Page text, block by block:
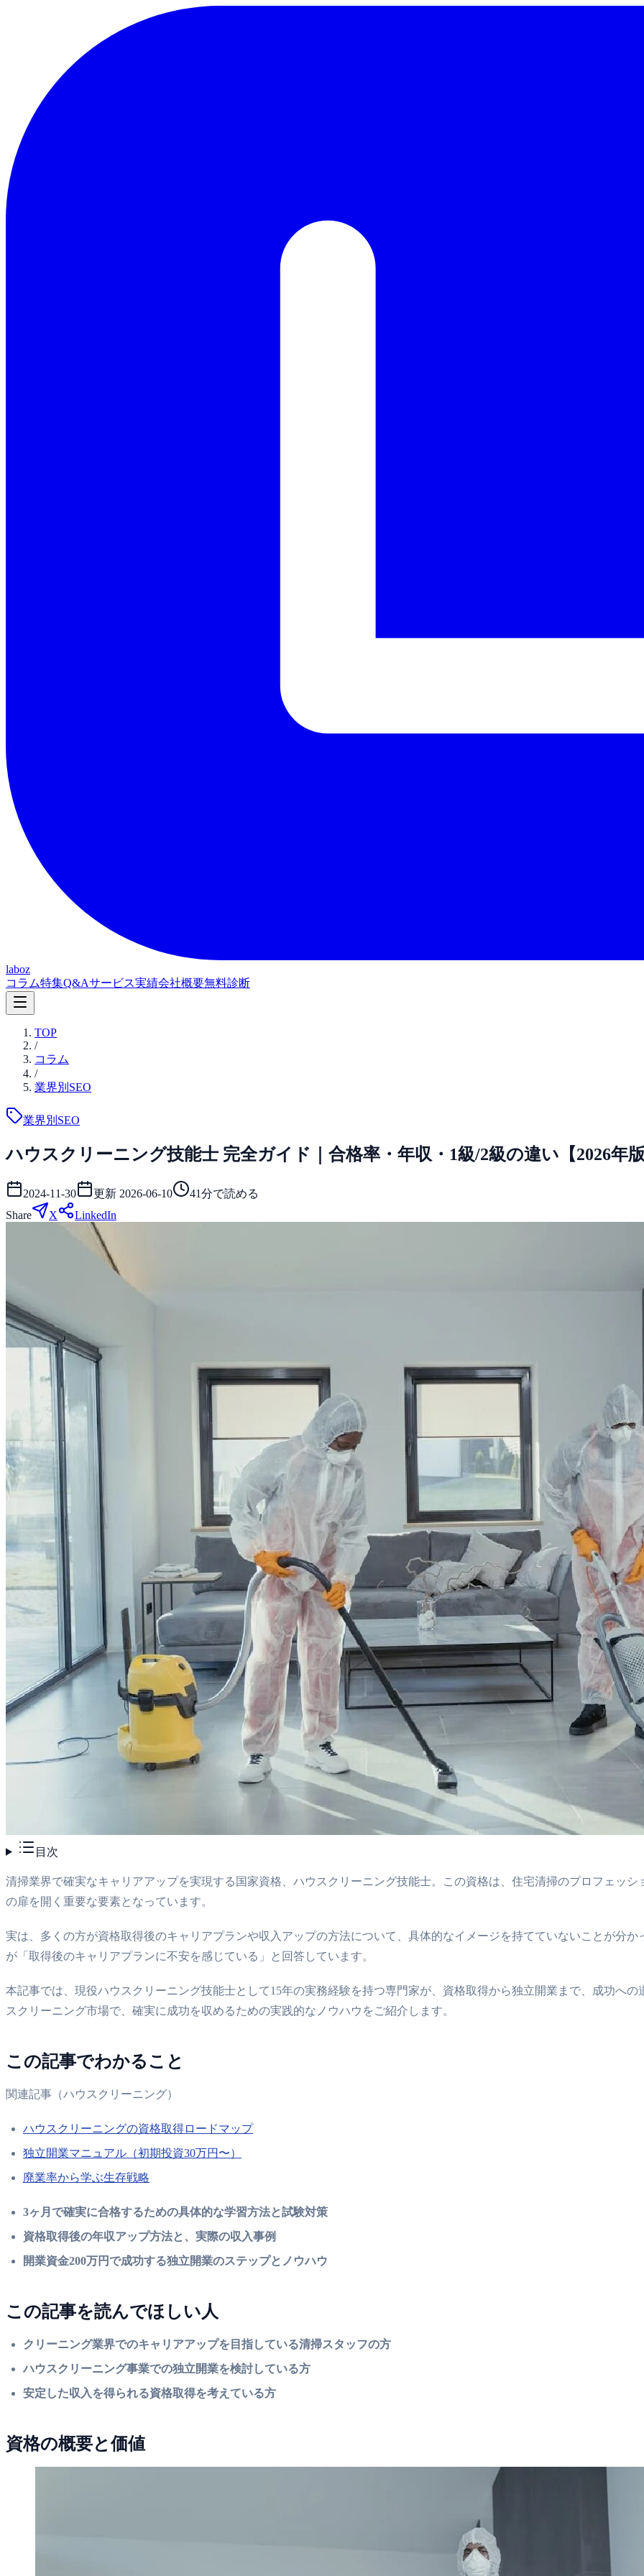
laboz
コラム特集Q&Aサービス実績会社概要無料診断
TOP
/
コラム
/
業界別SEO
業界別SEO
ハウスクリーニング技能士 完全ガイド｜合格率・年収・1級/2級の違い【2026年
2024-11-30 更新 2026-06-10 41分で読める
Share
X LinkedIn
目次
清掃業界で確実なキャリアアップを実現する国家資格、ハウスクリーニング技能士。この資格は、住宅清掃のプロフェッ
の扉を開く重要な要素となっています。
実は、多くの方が資格取得後のキャリアプランや収入アップの方法について、具体的なイメージを持てていないことが分
が「取得後のキャリアプランに不安を感じている」と回答しています。
本記事では、現役ハウスクリーニング技能士として15年の実務経験を持つ専門家が、資格取得から独立開業まで、成功へ
スクリーニング市場で、確実に成功を収めるための実践的なノウハウをご紹介します。
この記事でわかること
関連記事（ハウスクリーニング）
ハウスクリーニングの資格取得ロードマップ
独立開業マニュアル（初期投資30万円〜）
廃業率から学ぶ生存戦略
3ヶ月で確実に合格するための具体的な学習方法と試験対策
資格取得後の年収アップ方法と、実際の収入事例
開業資金200万円で成功する独立開業のステップとノウハウ
この記事を読んでほしい人
クリーニング業界でのキャリアアップを目指している清掃スタッフの方
ハウスクリーニング事業での独立開業を検討している方
安定した収入を得られる資格取得を考えている方
資格の概要と価値